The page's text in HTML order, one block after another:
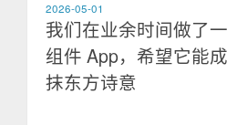
2026-05-01
我们在业余时间做了
组件 App，希望它能
抹东方诗意